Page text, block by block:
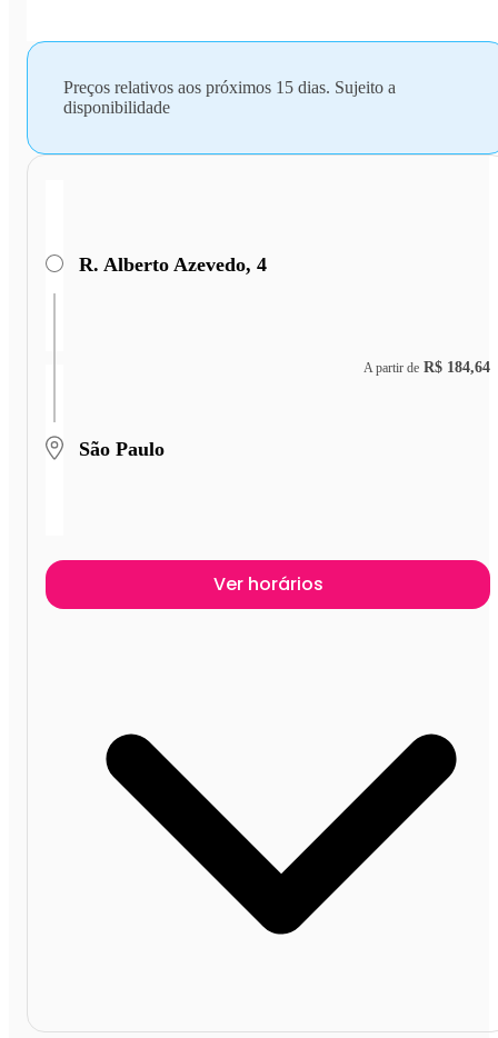
Preços relativos aos próximos 15 dias. Sujeito a
disponibilidade
R. Alberto Azevedo, 4
São Paulo
A partir de R$ 184,64
Ver horários